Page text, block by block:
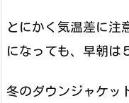
とにかく気温差に注
になっても、早朝は
冬のダウンジャケッ